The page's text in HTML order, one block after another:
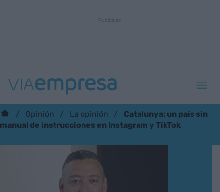
Opinión La opinión
Catalunya: un país sin
manual de instrucciones en Instagram y TikTok